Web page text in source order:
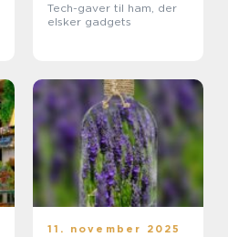
Tech-gaver til ham, der
elsker gadgets
11. november 2025